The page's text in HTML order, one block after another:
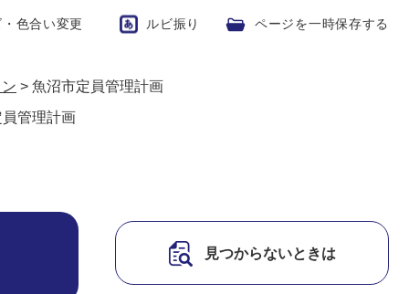
色合い変更 ルビ振り ページを一時保存する
> 魚沼市定員管理計画
管理計画
見つからないときは